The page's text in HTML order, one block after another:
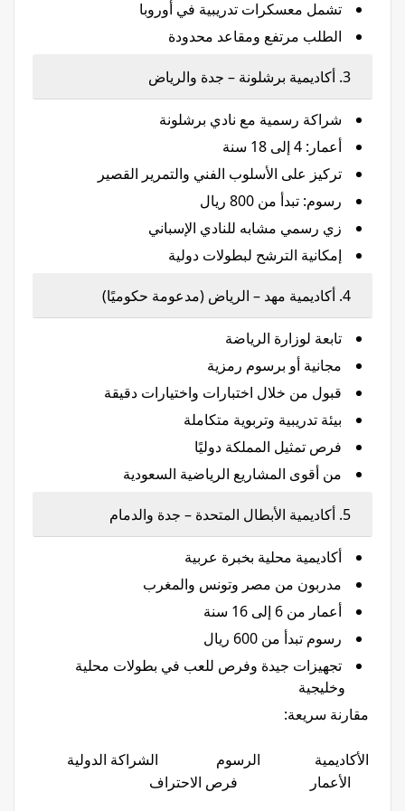
تشمل معسكرات تدريبية في أوروبا
الطلب مرتفع ومقاعد محدودة
شراكة رسمية مع نادي برشلونة
أعمار: 4 إلى 18 سنة
تركيز على الأسلوب الفني والتمرير القصير
رسوم: تبدأ من 800 ريال
زي رسمي مشابه للنادي الإسباني
إمكانية الترشح لبطولات دولية
تابعة لوزارة الرياضة
مجانية أو برسوم رمزية
قبول من خلال اختبارات واختيارات دقيقة
بيئة تدريبية وتربوية متكاملة
فرص تمثيل المملكة دوليًا
من أقوى المشاريع الرياضية السعودية
أكاديمية محلية بخبرة عربية
مدربون من مصر وتونس والمغرب
أعمار من 6 إلى 16 سنة
رسوم تبدأ من 600 ريال
تجهيزات جيدة وفرص للعب في بطولات محلية
وخليجية
مقارنة سريعة:
الأكاديمية الرسوم الشراكة الدولية
الأعمار فرص الاحتراف